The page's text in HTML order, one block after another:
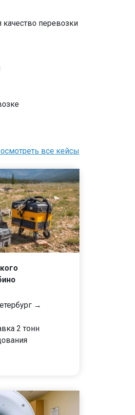
перевозки
все кейсы
→
2 тонн